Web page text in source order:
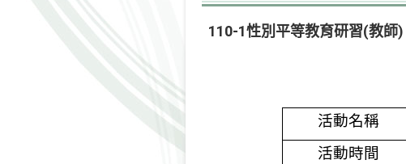
110-1性別平等教育研習(教師)
活動名稱
活動時間